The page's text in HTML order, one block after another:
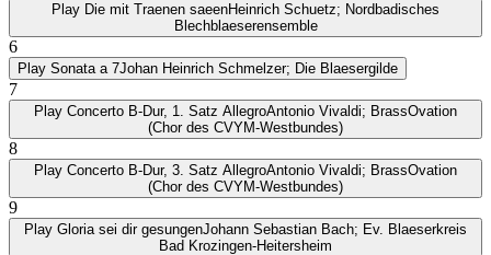
Play Die mit Traenen saeenHeinrich Schuetz; Nordbadisches
Blechblaeserensemble
6
Play Sonata a 7Johan Heinrich Schmelzer; Die Blaesergilde
7
Play Concerto B-Dur, 1. Satz AllegroAntonio Vivaldi; BrassOvation
(Chor des CVYM-Westbundes)
8
Play Concerto B-Dur, 3. Satz AllegroAntonio Vivaldi; BrassOvation
(Chor des CVYM-Westbundes)
9
Play Gloria sei dir gesungenJohann Sebastian Bach; Ev. Blaeserkreis
Bad Krozingen-Heitersheim